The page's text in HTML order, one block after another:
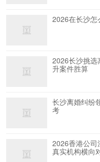
2026在长沙怎
2026长沙挑选
升案件胜算
长沙离婚纠纷
考
2026香港公司
真实机构横向